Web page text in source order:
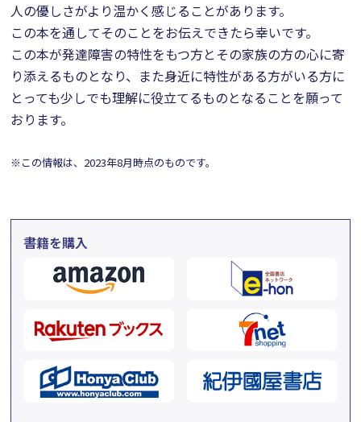
人の優しさがより温かく感じることがあります。
この本を通してそのことをお伝えできたら幸いです。
この本が発達障害の特性をもつ方とその家族の方の心に寄
り添えるものとなり、また身近に特性がある方がいる方に
とっても少しでも理解に役立てるものとなることを願って
おります。
※この情報は、2023年8月時点のものです。
書籍を購入